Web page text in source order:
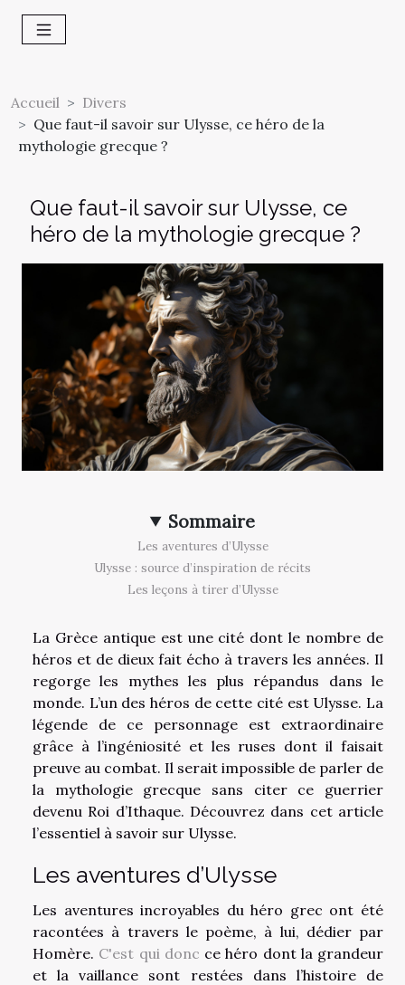
Accueil
Divers
Que faut-il savoir sur Ulysse, ce héro de la
mythologie grecque ?
Que faut-il savoir sur Ulysse, ce
héro de la mythologie grecque ?
Sommaire
Les aventures d’Ulysse
Ulysse : source d’inspiration de récits
Les leçons à tirer d’Ulysse
La Grèce antique est une cité dont le nombre de
héros et de dieux fait écho à travers les années. Il
regorge les mythes les plus répandus dans le
monde. L’un des héros de cette cité est Ulysse. La
légende de ce personnage est extraordinaire
grâce à l’ingéniosité et les ruses dont il faisait
preuve au combat. Il serait impossible de parler de
la mythologie grecque sans citer ce guerrier
devenu Roi d’Ithaque. Découvrez dans cet article
l’essentiel à savoir sur Ulysse.
Les aventures d’Ulysse
Les aventures incroyables du héro grec ont été
racontées à travers le poème, à lui, dédier par
Homère. C'est qui donc ce héro dont la grandeur
et la vaillance sont restées dans l’histoire de